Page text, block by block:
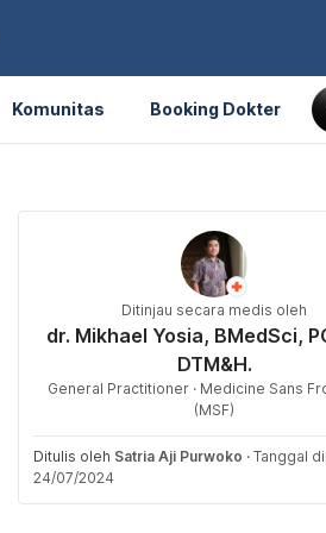
Komunitas Booking Dokter
Ditinjau secara medis oleh
dr. Mikhael Yosia, BMedSci,
DTM&H.
General Practitioner · Medicine Sans
(MSF)
Ditulis oleh Satria Aji Purwoko · Tanggal
24/07/2024